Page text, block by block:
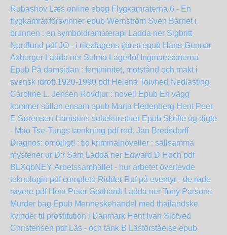
Rubashov Læs online ebog Flygkamraterna 6 - En
flygkamrat försvinner epub Wernström Sven Barnet i
brunnen : en symboldramaterapi Ladda ner Sigbritt
Nordlund pdf JO - i riksdagens tjänst epub Hans-Gunnar
Axberger Ladda ner Selma Lagerlöf Ingmarssönerna
Epub På damsidan : femininitet, motstånd och makt i
svensk idrott 1920-1990 pdf Helena Tolvhed Nedlasting
Caroline L. Jensen Rovdjur : novell Epub En vägg
kommer sällan ensam epub Maria Hedenberg Hent Peer
E Sørensen Hamsuns sultekunstner Epub Skrifte og digte
- Mao Tse-Tungs tænkning pdf red. Jan Bredsdorff
Diagnos: omöjligt! : tio kriminalnoveller : sällsamma
mysterier ur D:r Sam Ladda ner Edward D Hoch pdf
BLXqbNEY Arbetssamhället - hur arbetet överlevde
teknologin pdf completo Ridder Ruf på eventyr - de røde
røvere pdf Hent Peter Gotthardt Ladda ner Tony Parsons
Murder bag Epub Menneskehandel med thailandske
kvinder til prostitution i Danmark Hent Ivan Slotved
Christensen pdf Läs - och tänk B Läsförståelse epub